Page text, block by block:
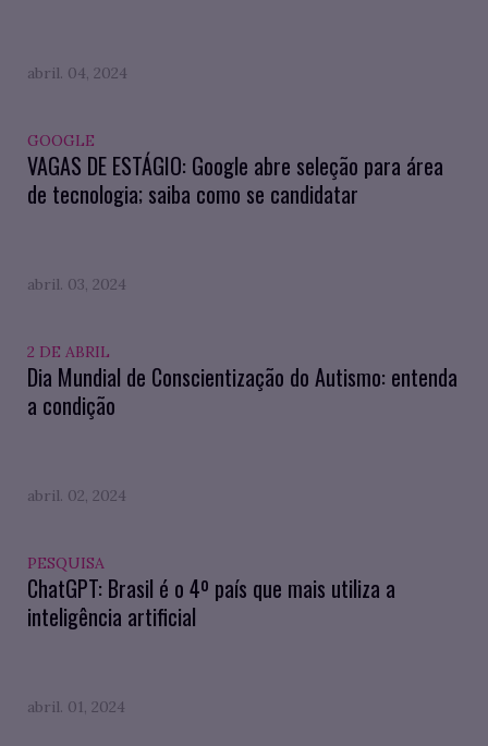
abril. 04, 2024
GOOGLE
VAGAS DE ESTÁGIO: Google abre seleção para área
de tecnologia; saiba como se candidatar
abril. 03, 2024
2 DE ABRIL
Dia Mundial de Conscientização do Autismo: entenda
a condição
abril. 02, 2024
PESQUISA
ChatGPT: Brasil é o 4º país que mais utiliza a
inteligência artificial
abril. 01, 2024